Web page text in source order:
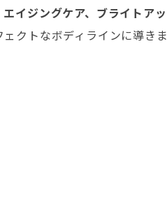
イジングケア、ブライトアッ
クトなボディラインに導きま